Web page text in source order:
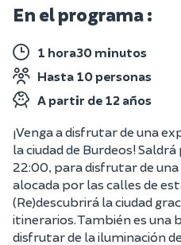
En el programa :
1 hora30 minutos
Hasta 10 personas
A partir de 12 años
¡Venga a disfrutar de una
la ciudad de Burdeos!
22:00, para disfrutar de
alocada por las calles de
(Re)descubrirá la ciudad
itinerarios. También es una
disfrutar de la iluminación